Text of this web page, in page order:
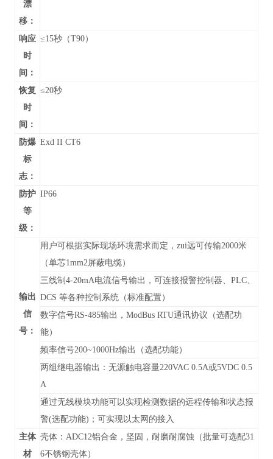
漂
移：
响应
时
间：
≤15秒（T90）
恢复
时
间：
≤20秒
防爆
标
志：
Exd II CT6
防护
等
级：
IP66
输出
信
号：
用户可根据实际现场环境需求而定，zui远可传输2000米
（单芯1mm2屏蔽电缆）
三线制4-20mA电流信号输出，可连接报警控制器、PLC、
DCS 等各种控制系统（标准配置）
数字信号RS-485输出， ModBus RTU通讯协议 （选配功
能）
频率信号200~1000Hz输出（选配功能）
两组继电器输出：无源触电容量220VAC 0.5A或5VDC 0.5
A
通过无线模块功能可以实现检测数据的远程传输和状态报
警(选配功能)；可实现以太网的接入
主体
材
壳体：ADC12铝合金，坚固，耐磨耐腐蚀（批量可选配31
6不锈钢壳体）